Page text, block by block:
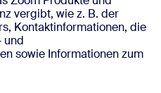
vergibt, wie z. B. der
Kontaktinformationen, die
und
sowie Informationen zum